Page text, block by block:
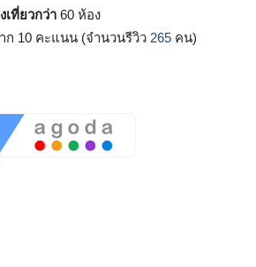
ที่ยวกว่า 60 ห้อง
ก 10 คะแนน (จำนวนรีวิว 265 คน)